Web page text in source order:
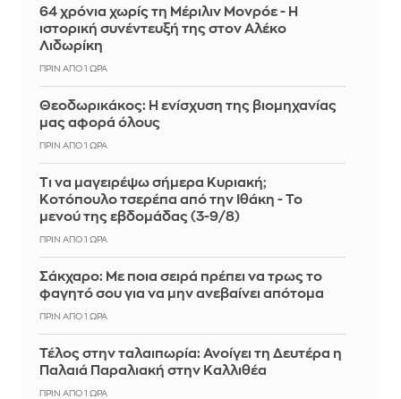
64 χρόνια χωρίς τη Μέριλιν Μονρόε - Η
ιστορική συνέντευξή της στον Αλέκο
Λιδωρίκη
ΠΡΙΝ ΑΠΌ 1 ΏΡΑ
Θεοδωρικάκος: Η ενίσχυση της βιομηχανίας
μας αφορά όλους
ΠΡΙΝ ΑΠΌ 1 ΏΡΑ
Τι να μαγειρέψω σήμερα Κυριακή;
Κοτόπουλο τσερέπα από την Ιθάκη - Το
μενού της εβδομάδας (3-9/8)
ΠΡΙΝ ΑΠΌ 1 ΏΡΑ
Σάκχαρο: Με ποια σειρά πρέπει να τρως το
φαγητό σου για να μην ανεβαίνει απότομα
ΠΡΙΝ ΑΠΌ 1 ΏΡΑ
Τέλος στην ταλαιπωρία: Ανοίγει τη Δευτέρα η
Παλαιά Παραλιακή στην Καλλιθέα
ΠΡΙΝ ΑΠΌ 1 ΏΡΑ